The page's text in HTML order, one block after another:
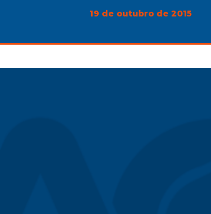
19 de outubro de 2015